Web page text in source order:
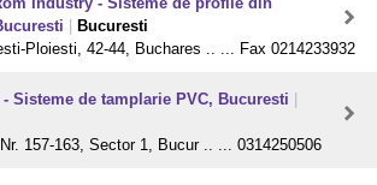
Bucuresti
Ploiesti, 42-44, Buchares .. ... Fax 0214233932
Sisteme de tamplarie PVC, Bucuresti
157-163, Sector 1, Bucur .. ... 0314250506